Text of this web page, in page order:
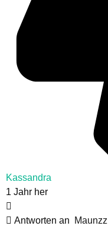
Kassandra
1 Jahr her
Antworten an
Maunzz